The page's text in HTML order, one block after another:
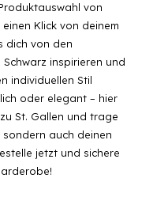
von
Klick von deinem
dich von den
inspirieren und
individuellen Stil
oder elegant – hier
St. Gallen und trage
sondern auch deinen
jetzt und sichere